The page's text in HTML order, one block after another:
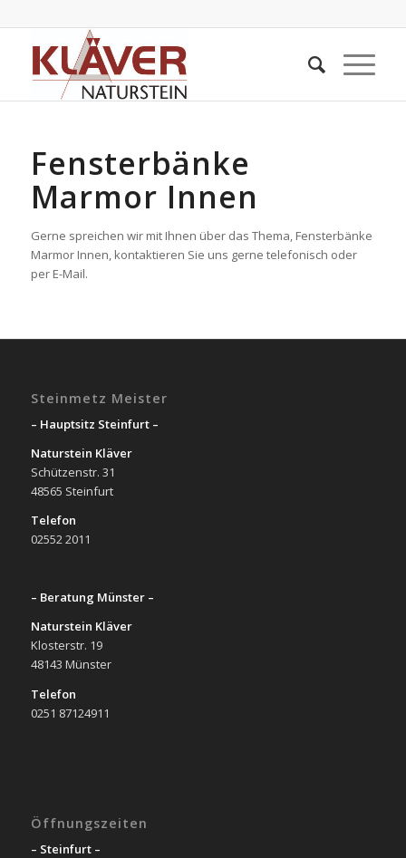
Fensterbänke
Marmor Innen
Gerne spreichen wir mit Ihnen über das Thema, Fensterbänke
Marmor Innen, kontaktieren Sie uns gerne telefonisch oder
per E-Mail.
Steinmetz Meister
– Hauptsitz Steinfurt –
Naturstein Kläver
Schützenstr. 31
48565 Steinfurt
Telefon
02552 2011
– Beratung Münster –
Naturstein Kläver
Klosterstr. 19
48143 Münster
Telefon
0251 87124911
Öffnungszeiten
– Steinfurt –